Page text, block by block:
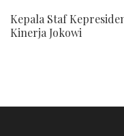
Kepala Staf
Kinerja Jokowi